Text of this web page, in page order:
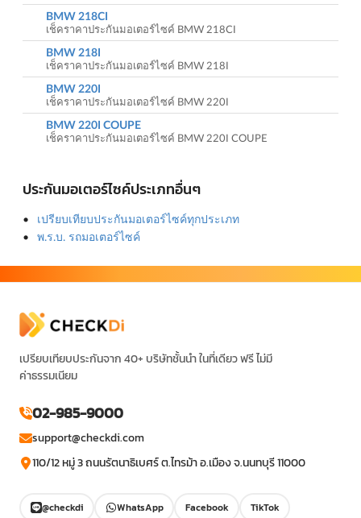
BMW 218CI
เช็คราคาประกันมอเตอร์ไซค์ BMW 218CI
BMW 218I
เช็คราคาประกันมอเตอร์ไซค์ BMW 218I
BMW 220I
เช็คราคาประกันมอเตอร์ไซค์ BMW 220I
BMW 220I COUPE
เช็คราคาประกันมอเตอร์ไซค์ BMW 220I COUPE
ประกันมอเตอร์ไซค์ประเภทอื่นๆ
เปรียบเทียบประกันมอเตอร์ไซค์ทุกประเภท
พ.ร.บ. รถมอเตอร์ไซค์
เปรียบเทียบประกันจาก 40+ บริษัทชั้นนำ ในที่เดียว ฟรี ไม่มี
ค่าธรรมเนียม
02-985-9000
support@checkdi.com
110/12 หมู่ 3 ถนนรัตนาธิเบศร์ ต.ไทรม้า อ.เมือง จ.นนทบุรี 11000
@checkdi WhatsApp Facebook
TikTok